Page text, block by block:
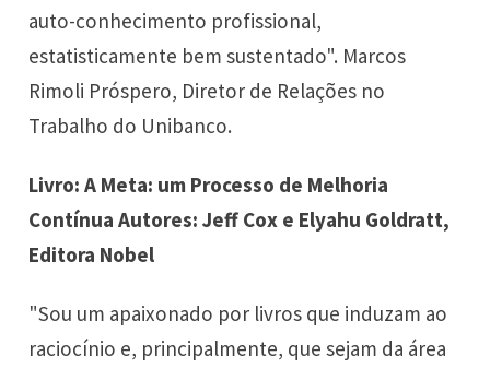
auto-conhecimento profissional,
estatisticamente bem sustentado". Marcos
Rimoli Próspero, Diretor de Relações no
Trabalho do Unibanco.
Livro: A Meta: um Processo de Melhoria
Contínua Autores: Jeff Cox e Elyahu Goldratt,
Editora Nobel
"Sou um apaixonado por livros que induzam ao
raciocínio e, principalmente, que sejam da área